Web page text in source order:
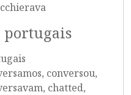
portugais
conversou,
chatted,